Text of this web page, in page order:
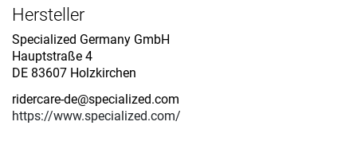
Hersteller
Specialized Germany GmbH
Hauptstraße 4
DE 83607 Holzkirchen
ridercare-de@specialized.com
https://www.specialized.com/